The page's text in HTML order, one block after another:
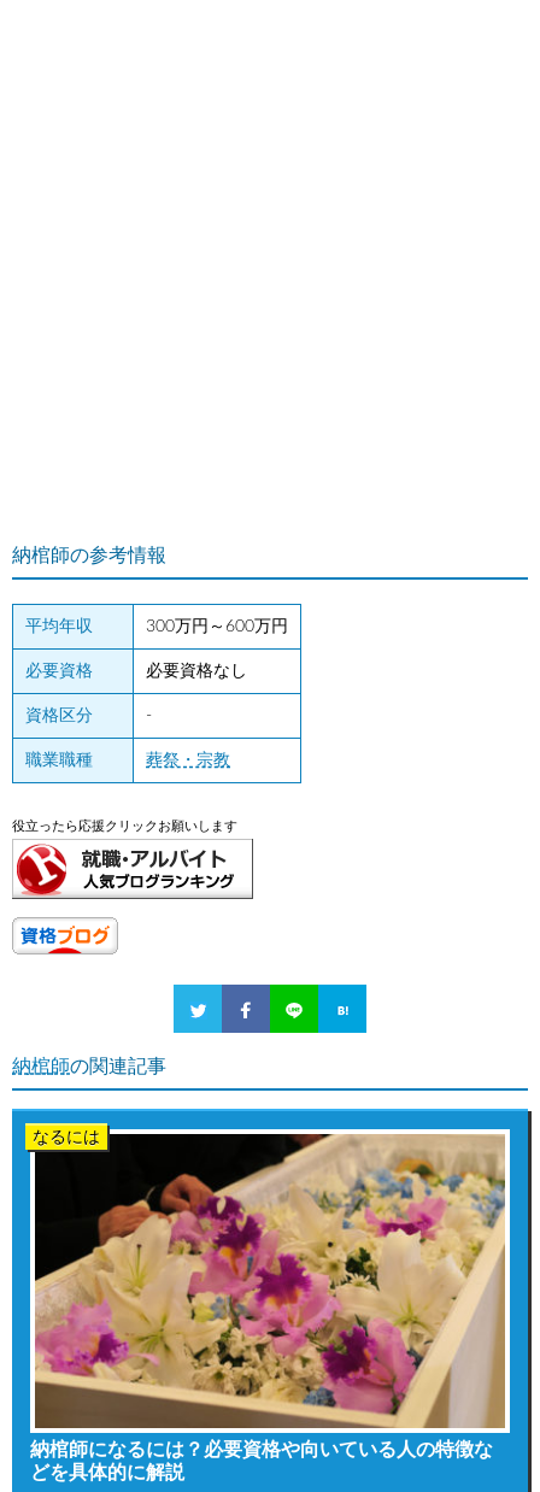
納棺師の参考情報
平均年収 300万円～600万円
必要資格 必要資格なし
資格区分 -
職業職種 葬祭・宗教
役立ったら応援クリックお願いします
納棺師の関連記事
なるには
納棺師になるには？必要資格や向いている人の特徴な
どを具体的に解説